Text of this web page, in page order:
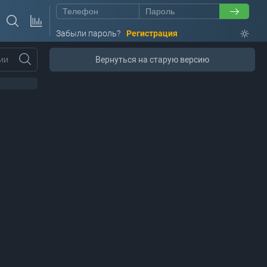
Забыли пароль? Регистрация
Вернуться на старую версию